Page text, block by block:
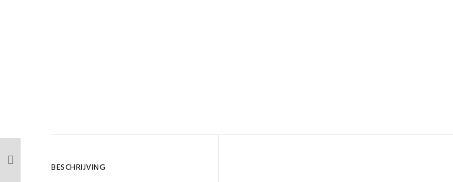
BESCHRIJVING